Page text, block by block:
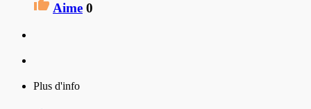
Aime 0
Plus d'info